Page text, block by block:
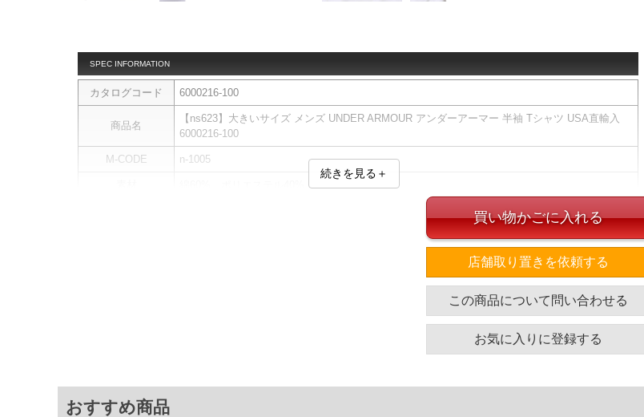
SPEC INFORMATION
カタログコード 6000216-100
商品名
【ns623】大きいサイズ メンズ UNDER ARMOUR アンダーアーマー 半袖 Tシャツ USA直輸入
6000216-100
M-CODE n-1005
裾幅 着丈
64 72.5
続きを見る＋
買い物かごに入れる
店舗取り置きを依頼する
この商品について問い合わせる
お気に入りに登録する
おすすめ商品